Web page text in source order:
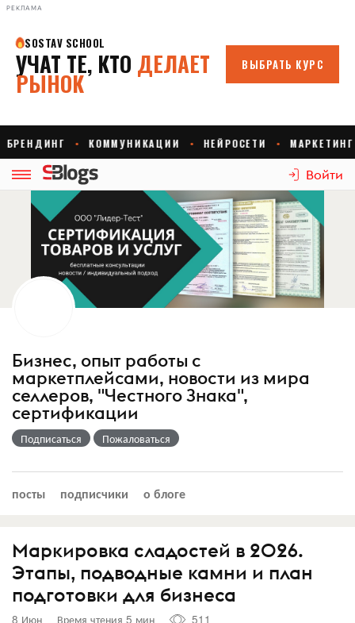
РЕКЛАМА
Войти
Бизнес, опыт работы с
маркетплейсами, новости из мира
селлеров, "Честного Знака",
сертификации
Подписаться Пожаловаться
посты подписчики о блоге
Маркировка сладостей в 2026.
Этапы, подводные камни и план
подготовки для бизнеса
8 Июн Время чтения 5 мин
511